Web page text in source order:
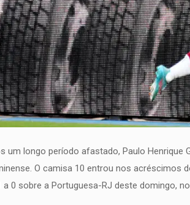
um longo período afastado, Paulo Henrique
O camisa 10 entrou nos acréscimos
a 0 sobre a Portuguesa-RJ deste domingo,